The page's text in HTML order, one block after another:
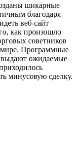
шикарные
благодаря
веб-сайт
как произошло
советников
мире. Программные
выдают ожидаемые
минусовую сделку.